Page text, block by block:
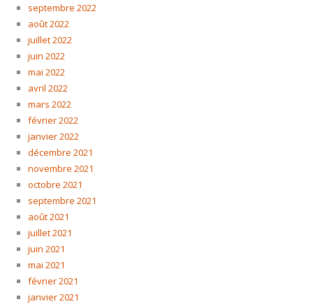
septembre 2022
août 2022
juillet 2022
juin 2022
mai 2022
avril 2022
mars 2022
février 2022
janvier 2022
décembre 2021
novembre 2021
octobre 2021
septembre 2021
août 2021
juillet 2021
juin 2021
mai 2021
février 2021
janvier 2021